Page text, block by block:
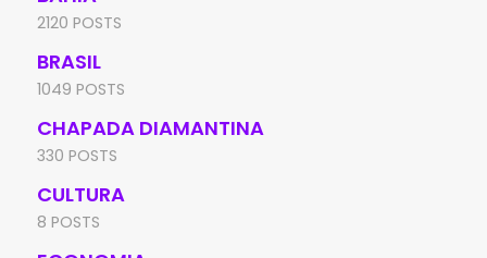
2120 POSTS
BRASIL
1049 POSTS
CHAPADA DIAMANTINA
330 POSTS
CULTURA
8 POSTS